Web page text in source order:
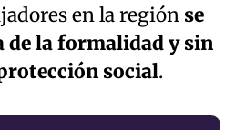
en la región se
de la formalidad y sin
social.